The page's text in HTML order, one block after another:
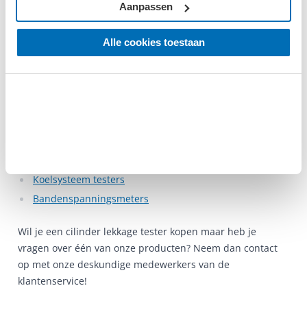
Alle cookies toestaan
Aanpassen
Cilinder lekkage tester kopen
Bij Datona profiteer je van een gratis verzending in zowel
tester gaat kopen. Daarnaast krijg je een gemakkelijk af te
Koelsysteem testers
Bandenspanningsmeters
Wil je een cilinder lekkage tester kopen maar heb je
vragen over één van onze producten? Neem dan contact
op met onze deskundige medewerkers van de
klantenservice!